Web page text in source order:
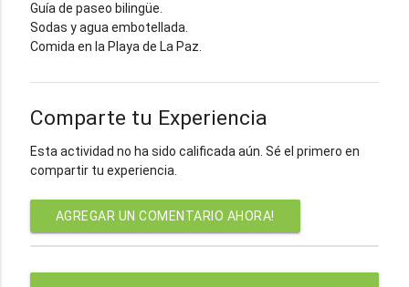
Guía de paseo bilingüe.
Sodas y agua embotellada.
Comida en la Playa de La Paz.
Comparte tu Experiencia
Esta actividad no ha sido calificada aún. Sé el primero en
compartir tu experiencia.
AGREGAR UN COMENTARIO AHORA!